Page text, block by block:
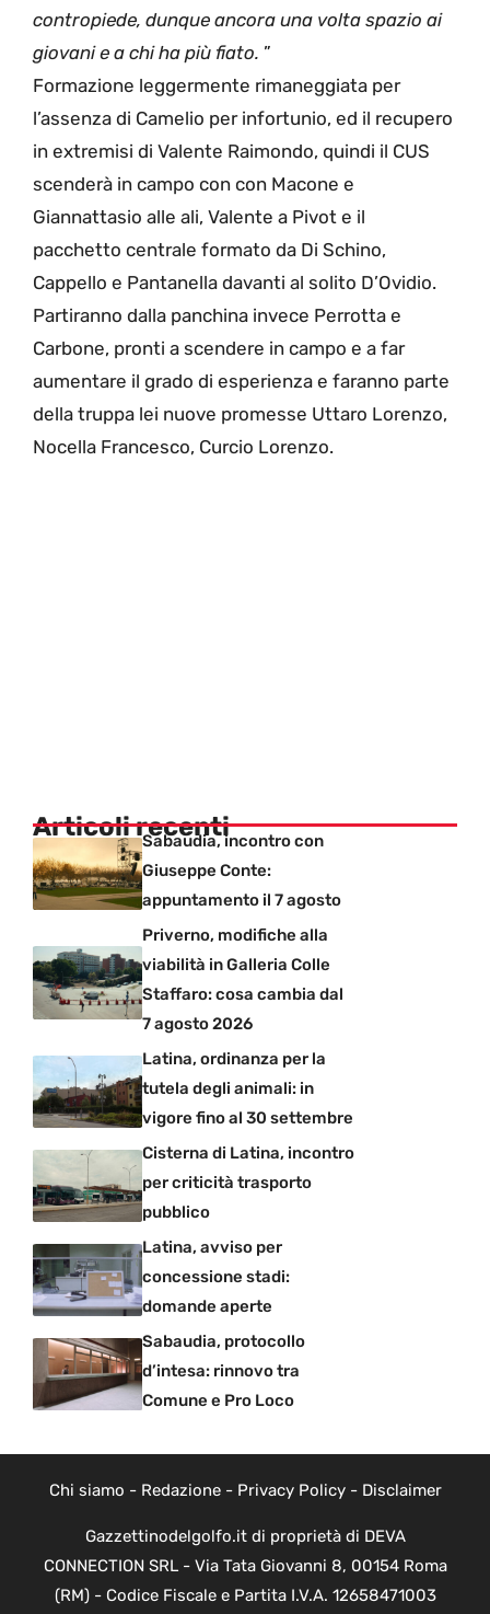
contropiede, dunque ancora una volta spazio ai
giovani e a chi ha più fiato. ”
Formazione leggermente rimaneggiata per
l’assenza di Camelio per infortunio, ed il recupero
in extremisi di Valente Raimondo, quindi il CUS
scenderà in campo con con Macone e
Giannattasio alle ali, Valente a Pivot e il
pacchetto centrale formato da Di Schino,
Cappello e Pantanella davanti al solito D’Ovidio.
Partiranno dalla panchina invece Perrotta e
Carbone, pronti a scendere in campo e a far
aumentare il grado di esperienza e faranno parte
della truppa lei nuove promesse Uttaro Lorenzo,
Nocella Francesco, Curcio Lorenzo.
Articoli recentiSabaudia, incontro con
Giuseppe Conte:
appuntamento il 7 agosto
Priverno, modifiche alla
viabilità in Galleria Colle
Staffaro: cosa cambia dal
7 agosto 2026
Latina, ordinanza per la
tutela degli animali: in
vigore fino al 30 settembre
Cisterna di Latina, incontro
per criticità trasporto
pubblico
Latina, avviso per
concessione stadi:
domande aperte
Sabaudia, protocollo
d’intesa: rinnovo tra
Comune e Pro Loco
Chi siamo - Redazione- Privacy Policy- Disclaimer
Gazzettinodelgolfo.it di proprietà di DEVA
CONNECTION SRL - Via Tata Giovanni 8, 00154 Roma
(RM) - Codice Fiscale e Partita I.V.A. 12658471003